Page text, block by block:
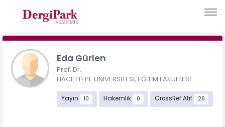
Eda Gürlen
Prof. Dr.
HACETTEPE ÜNİVERSİTESİ, EĞİTİM FAKÜLTESİ
Yayın 10 Hakemlik 0 CrossRef Atıf 26